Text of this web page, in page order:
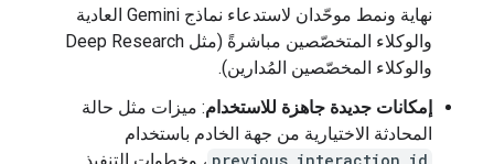
نهاية ونمط موحّدان لاستدعاء نماذج Gemini العادية
والوكلاء المتخصّصين مباشرةً (مثل Deep Research
والوكلاء المخصّصين المُدارين).
إمكانات جديدة جاهزة للاستخدام: ميزات مثل حالة
المحادثة الاختيارية من جهة الخادم باستخدام